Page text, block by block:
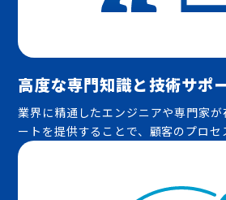
エントリー
高度な専門知識と技術サポ
業界に精通したエンジニアや専門家
ートを提供することで、顧客のプロ